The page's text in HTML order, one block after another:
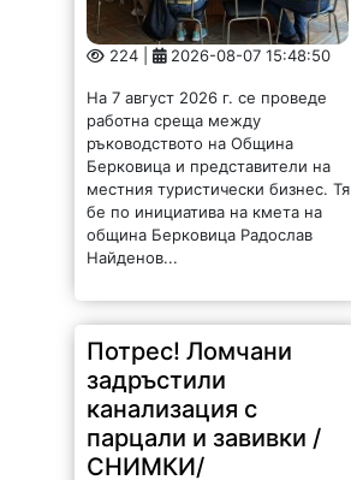
224 | 2026-08-07 15:48:50
На 7 август 2026 г. се проведе
работна среща между
ръководството на Община
Берковица и представители на
местния туристически бизнес. Тя
бе по инициатива на кмета на
община Берковица Радослав
Найденов...
Потрес! Ломчани
задръстили
канализация с
парцали и завивки /
СНИМКИ/